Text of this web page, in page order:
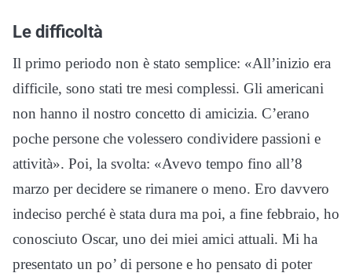
Le difficoltà
Il primo periodo non è stato semplice: «All’inizio era
difficile, sono stati tre mesi complessi. Gli americani
non hanno il nostro concetto di amicizia. C’erano
poche persone che volessero condividere passioni e
attività». Poi, la svolta: «Avevo tempo fino all’8
marzo per decidere se rimanere o meno. Ero davvero
indeciso perché è stata dura ma poi, a fine febbraio, ho
conosciuto Oscar, uno dei miei amici attuali. Mi ha
presentato un po’ di persone e ho pensato di poter